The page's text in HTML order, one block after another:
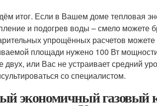
итог. Если в Вашем доме тепловая
и подогрев воды – смело можете
упрощённых расчетов
площади нужено 100 Вт
двух, или Вас не устраивает средний
со специалистом.
экономичный газовый